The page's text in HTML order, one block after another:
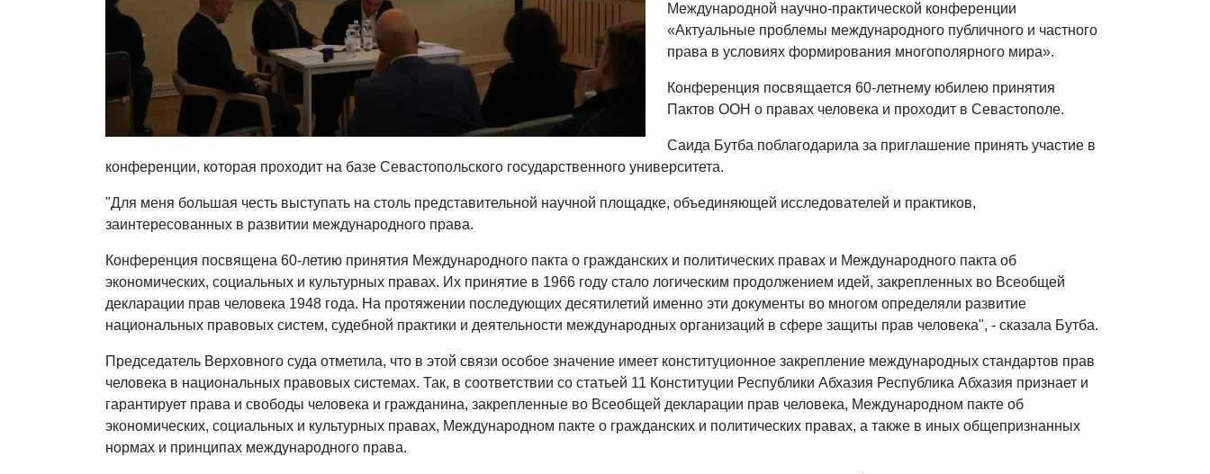
Международной научно-практической конференции
«Актуальные проблемы международного публичного и частного
права в условиях формирования многополярного мира».
Конференция посвящается 60-летнему юбилею принятия
Пактов ООН о правах человека и проходит в Севастополе.
Саида Бутба поблагодарила за приглашение принять участие в
конференции, которая проходит на базе Севастопольского государственного университета.
"Для меня большая честь выступать на столь представительной научной площадке, объединяющей исследователей и практиков,
заинтересованных в развитии международного права.
Конференция посвящена 60‑летию принятия Международного пакта о гражданских и политических правах и Международного пакта об
экономических, социальных и культурных правах. Их принятие в 1966 году стало логическим продолжением идей, закрепленных во Всеобщей
декларации прав человека 1948 года. На протяжении последующих десятилетий именно эти документы во многом определяли развитие
национальных правовых систем, судебной практики и деятельности международных организаций в сфере защиты прав человека", - сказала Бутба.
Председатель Верховного суда отметила, что в этой связи особое значение имеет конституционное закрепление международных стандартов прав
человека в национальных правовых системах. Так, в соответствии со статьей 11 Конституции Республики Абхазия Республика Абхазия признает и
гарантирует права и свободы человека и гражданина, закрепленные во Всеобщей декларации прав человека, Международном пакте об
экономических, социальных и культурных правах, Международном пакте о гражданских и политических правах, а также в иных общепризнанных
нормах и принципах международного права.